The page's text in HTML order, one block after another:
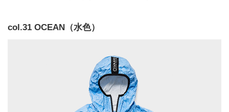
col.31 OCEAN（水色）